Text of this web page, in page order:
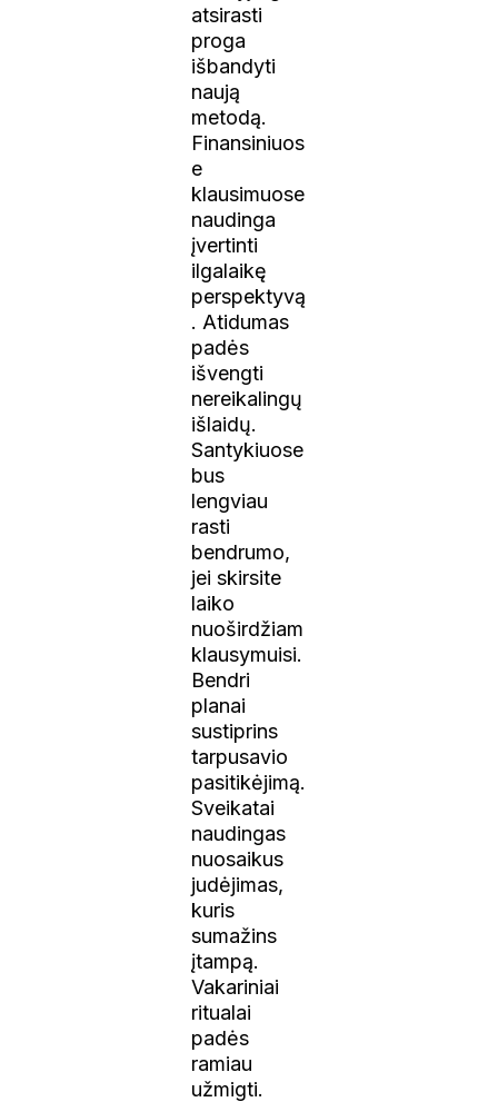
atsirasti
proga
išbandyti
naują
metodą.
Finansiniuos
e
klausimuose
naudinga
įvertinti
ilgalaikę
perspektyvą
. Atidumas
padės
išvengti
nereikalingų
išlaidų.
Santykiuose
bus
lengviau
rasti
bendrumo,
jei skirsite
laiko
nuoširdžiam
klausymuisi.
Bendri
planai
sustiprins
tarpusavio
pasitikėjimą.
Sveikatai
naudingas
nuosaikus
judėjimas,
kuris
sumažins
įtampą.
Vakariniai
ritualai
padės
ramiau
užmigti.